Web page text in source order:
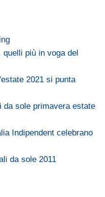
più in voga del
2021 si punta
da sole primavera estate
Indipendent celebrano
da sole 2011